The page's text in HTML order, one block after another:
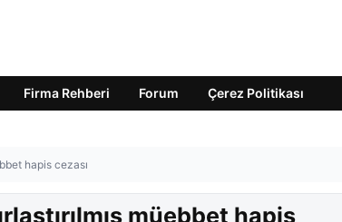
Firma Rehberi Forum Çerez Politikası
hapis cezası
müebbet hapis